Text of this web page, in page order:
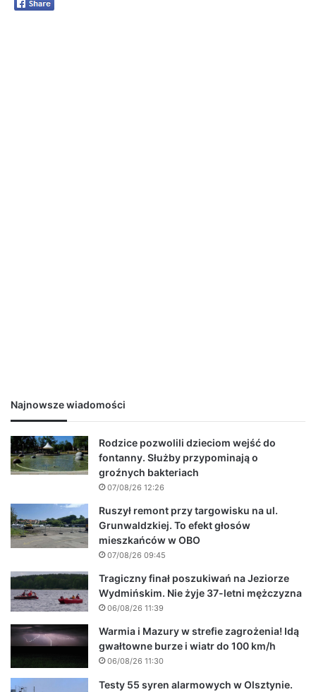
Najnowsze wiadomości
Rodzice pozwolili dzieciom wejść do
fontanny. Służby przypominają o
groźnych bakteriach
07/08/26 12:26
Ruszył remont przy targowisku na ul.
Grunwaldzkiej. To efekt głosów
mieszkańców w OBO
07/08/26 09:45
Tragiczny finał poszukiwań na Jeziorze
Wydmińskim. Nie żyje 37-letni mężczyzna
06/08/26 11:39
Warmia i Mazury w strefie zagrożenia! Idą
gwałtowne burze i wiatr do 100 km/h
06/08/26 11:30
Testy 55 syren alarmowych w Olsztynie.